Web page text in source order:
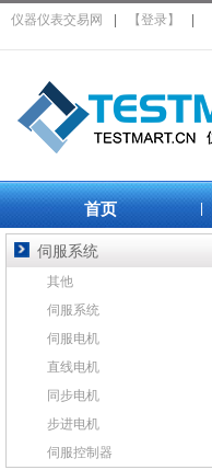
仪器仪表交易网 【登录】
首页
伺服系统
其他
伺服系统
伺服电机
直线电机
同步电机
步进电机
伺服控制器